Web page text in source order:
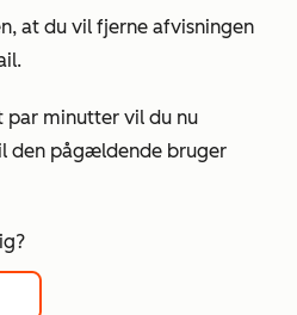
at du vil fjerne afvisningen
par minutter vil du nu
den pågældende bruger